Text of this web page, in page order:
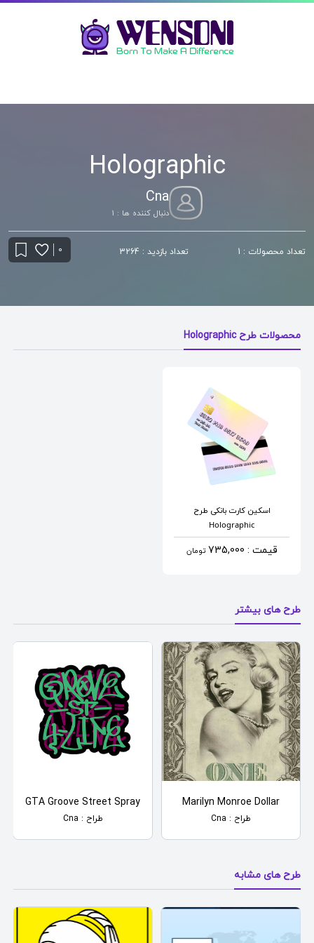
Holographic
Cna
دنبال کننده ها : 1
تعداد محصولات : 1 تعداد بازدید : 3264 0
محصولات طرح Holographic
اسکین کارت بانکی طرح
Holographic
قیمت : 735,000 تومان
طرح های بیشتر
Marilyn Monroe Dollar
طراح : Cna
GTA Groove Street Spray
طراح : Cna
طرح های مشابه